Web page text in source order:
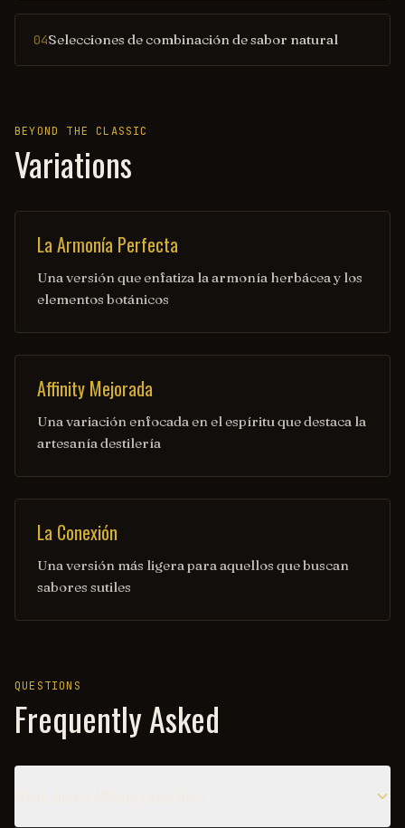
04Selecciones de combinación de sabor natural
BEYOND THE CLASSIC
Variations
La Armonía Perfecta
Una versión que enfatiza la armonía herbácea y los
elementos botánicos
Affinity Mejorada
Una variación enfocada en el espíritu que destaca la
artesanía destilería
La Conexión
Una versión más ligera para aquellos que buscan
sabores sutiles
QUESTIONS
Frequently Asked